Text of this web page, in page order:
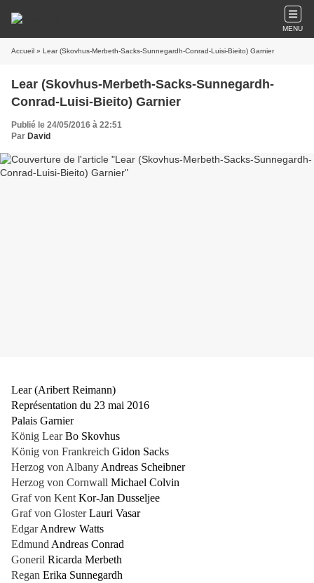
MENU
Accueil » Lear (Skovhus-Merbeth-Sacks-Sunnegardh-Conrad-Luisi-Bieito) Garnier
Lear (Skovhus-Merbeth-Sacks-Sunnegardh-
Conrad-Luisi-Bieito) Garnier
Publié le 24/05/2016 à 22:51
Par David
Lear (Aribert Reimann)
Représentation du 23 mai 2016
Palais Garnier
König LearBo Skovhus
König von Frankreich Gidon Sacks
Herzog von Albany Andreas Scheibner
Herzog von Cornwall Michael Colvin
Graf von Kent Kor-Jan Dusseljee
Graf von GlosterLauri Vasar
EdgarAndrew Watts
Edmund Andreas Conrad
Goneril Ricarda Merbeth
Regan Erika Sunnegardh